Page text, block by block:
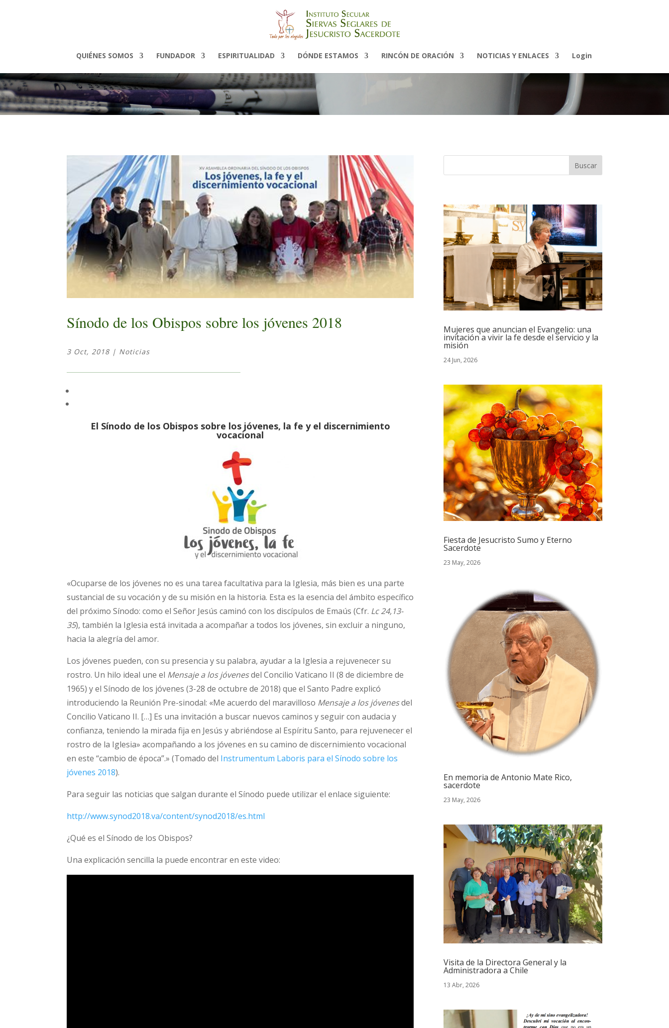
QUIÉNES SOMOS FUNDADOR ESPIRITUALIDAD DÓNDE ESTAMOS RINCÓN DE ORACIÓN NOTICIAS Y ENLACES Login
Noticias
Sínodo de los Obispos sobre los jóvenes 2018
3 Oct, 2018 | Noticias
El Sínodo de los Obispos sobre los jóvenes, la fe y el discernimiento
vocacional
«Ocuparse de los jóvenes no es una tarea facultativa para la Iglesia, más bien es una parte
sustancial de su vocación y de su misión en la historia. Esta es la esencia del ámbito específico
del próximo Sínodo: como el Señor Jesús caminó con los discípulos de Emaús (Cfr. Lc 24,13-
35), también la Iglesia está invitada a acompañar a todos los jóvenes, sin excluir a ninguno,
hacia la alegría del amor.
Los jóvenes pueden, con su presencia y su palabra, ayudar a la Iglesia a rejuvenecer su
rostro. Un hilo ideal une el Mensaje a los jóvenesdel Concilio Vaticano II (8 de diciembre de
1965) y el Sínodo de los jóvenes (3-28 de octubre de 2018) que el Santo Padre explicó
introduciendo la Reunión Pre-sinodal: «Me acuerdo del maravilloso Mensaje a los jóvenesdel
Concilio Vaticano II. […] Es una invitación a buscar nuevos caminos y seguir con audacia y
confianza, teniendo la mirada fija en Jesús y abriéndose al Espíritu Santo, para rejuvenecer el
rostro de la Iglesia» acompañando a los jóvenes en su camino de discernimiento vocacional
en este “cambio de época”.» (Tomado del Instrumentum Laboris para el Sínodo sobre los
jóvenes 2018).
Para seguir las noticias que salgan durante el Sínodo puede utilizar el enlace siguiente:
http://www.synod2018.va/content/synod2018/es.html
¿Qué es el Sínodo de los Obispos?
Una explicación sencilla la puede encontrar en este video:
Mujeres que anuncian el Evangelio: una
invitación a vivir la fe desde el servicio y la
misión
24 Jun, 2026
Fiesta de Jesucristo Sumo y Eterno
Sacerdote
23 May, 2026
En memoria de Antonio Mate Rico,
sacerdote
23 May, 2026
Visita de la Directora General y la
Administradora a Chile
13 Abr, 2026